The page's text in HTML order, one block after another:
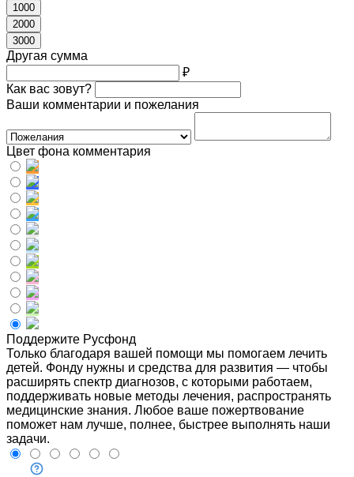
1000
2000
3000
Другая сумма
₽
Как вас зовут?
Ваши комментарии и пожелания
Цвет фона комментария
Поддержите Русфонд
Только благодаря вашей помощи мы помогаем лечить
детей. Фонду нужны и средства для развития — чтобы
расширять спектр диагнозов, с которыми работаем,
поддерживать новые методы лечения, распространять
медицинские знания. Любое ваше пожертвование
поможет нам лучше, полнее, быстрее выполнять наши
задачи.